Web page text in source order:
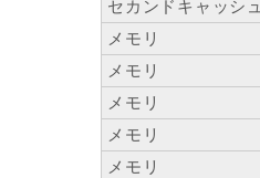
セカンドキャッシュ
メモリ
メモリ
メモリ
メモリ
メモリ